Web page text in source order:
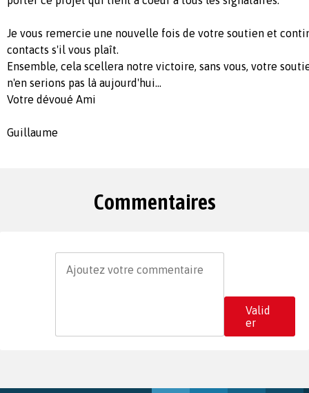
Je vous remercie une nouvelle fois de votre soutien et
contacts s'il vous plaît.
Ensemble, cela scellera notre victoire, sans vous, votre
n'en serions pas là aujourd'hui...
Votre dévoué Ami
Guillaume
Commentaires
Valid
er